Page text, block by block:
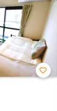
お気